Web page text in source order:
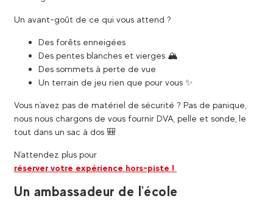
Un avant-goût de ce qui vous attend ?
Des forêts enneigées
Des pentes blanches et vierges 🏔️​
Des sommets à perte de vue
Un terrain de jeu rien que pour vous ✨​
Vous n'avez pas de matériel de sécurité ? Pas de panique,
nous nous chargons de vous fournir DVA, pelle et sonde, le
tout dans un sac à dos 🎒
N'attendez plus pour
réserver votre expérience hors-piste !
Un ambassadeur de l'école